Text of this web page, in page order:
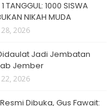
TANGGUL: 1000 SISWA
NIKAH MUDA
28, 2026
Jadi Jembatan
Jember
22, 2026
Dibuka, Gus Fawait: